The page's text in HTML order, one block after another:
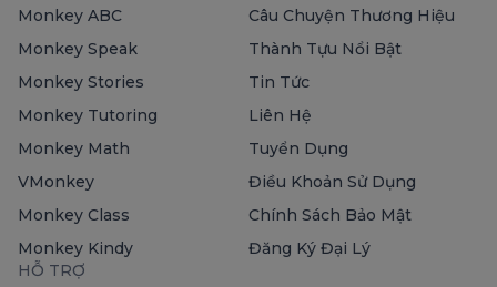
Monkey ABC
Monkey Speak
Monkey Stories
Monkey Tutoring
Monkey Math
VMonkey
Monkey Class
Monkey Kindy
Câu Chuyện Thương Hiệu
Thành Tựu Nổi Bật
Tin Tức
Liên Hệ
Tuyển Dụng
Điều Khoản Sử Dụng
Chính Sách Bảo Mật
Đăng Ký Đại Lý
HỖ TRỢ